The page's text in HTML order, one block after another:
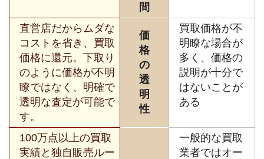
間
直営店だからムダな
コストを省き、買取
価格に還元。下取り
のように価格が不明
瞭ではなく、明確で
透明な査定が可能で
す。
価
格
の
透
明
性
買取価格が不
明瞭な場合が
多く、価格の
説明が十分で
はないことが
ある
100万点以上の買取
実績と独自販売ルー
一般的な買取
業者ではオー